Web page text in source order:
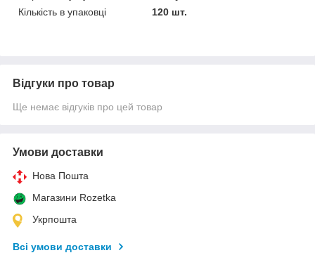
Кількість в упаковці
120 шт.
Відгуки про товар
Ще немає відгуків про цей товар
Умови доставки
Нова Пошта
Магазини Rozetka
Укрпошта
Всі умови доставки